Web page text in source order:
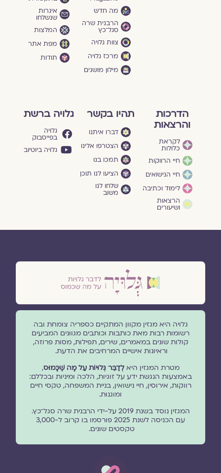
מה חדש
הרבנית שרה
סגל־כץ
צוות גלויה
מרכז גלויה
מילון מושגים
איגרות
שנשלחו
המלצות
מפת אתר
תודות
הדרכות
והרצאות
לקראת
כלולות
חיי הרווקות
חיי הנישואים
לימוד וכתיבה
הרצאות
ושיעורים
תהיו בקשר
דברו איתנו
הצטרפו אלינו
תמכו בנו
הציעו לנו תוכן
שלחו לנו
משוב
גלויה ברשת
גלויה
בפייסבוק
גלויה ביוטיוב
גלויה היא מגזין מקוון המתקיים כספריה צומחת ובה
רשומות רבות מאת כותבות וכותבים מגוונים המביעים
קולות שונים במאמרים, שירים, תפילות, מסות פרוזה,
וראיונות אישיים המרחיבים את הדעת.
מטרת המגזין היאלְדַבֵּר גְּלוּיוֹת עַל מָה שֶׁכָּמוּס,
באמצעות הנגשת ידע על זוגיות, הלכה ומיניות ובכללם:
רווקות, אירוסין, חיי נישואין, בניית המשפחה, טקסי חיים
ומוגנוּת.
המגזין נוסד בשנת 2019 על-ידי הרבנית שרה סגל־כץ.
עם הכניסה לשנת 2025 פורסמו בו קרוב ל-3,000
טקסטים שונים.